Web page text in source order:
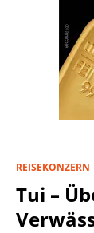
REISEKONZERN
Tui –